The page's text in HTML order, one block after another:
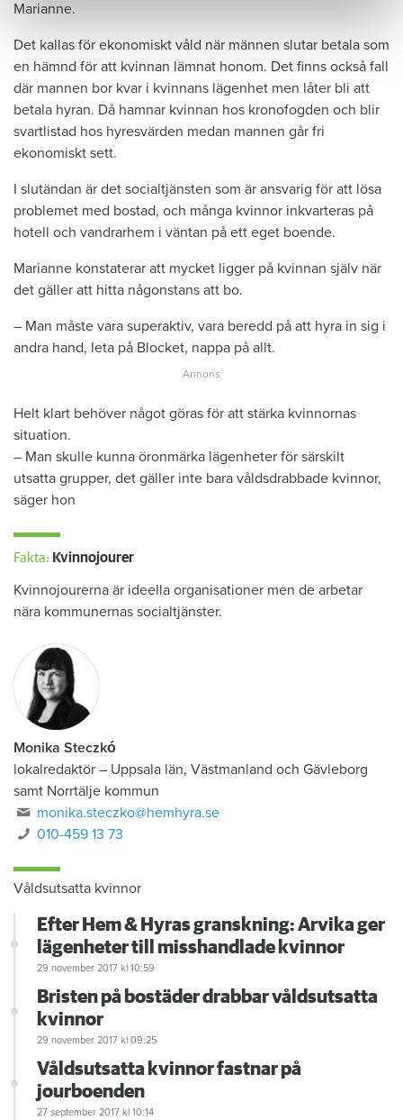
Marianne.
Det kallas för ekonomiskt våld när männen slutar betala som
en hämnd för att kvinnan lämnat honom. Det finns också fall
där mannen bor kvar i kvinnans lägenhet men låter bli att
betala hyran. Då hamnar kvinnan hos kronofogden och blir
svartlistad hos hyresvärden medan mannen går fri
ekonomiskt sett.
I slutändan är det socialtjänsten som är ansvarig för att lösa
problemet med bostad, och många kvinnor inkvarteras på
hotell och vandrarhem i väntan på ett eget boende.
Marianne konstaterar att mycket ligger på kvinnan själv när
det gäller att hitta någonstans att bo.
– Man måste vara superaktiv, vara beredd på att hyra in sig i
andra hand, leta på Blocket, nappa på allt.
Helt klart behöver något göras för att stärka kvinnornas
situation.
– Man skulle kunna öronmärka lägenheter för särskilt
utsatta grupper, det gäller inte bara våldsdrabbade kvinnor,
säger hon
Fakta: Kvinnojourer
Kvinnojourerna är ideella organisationer men de arbetar
nära kommunernas socialtjänster.
Monika Steczkó
lokalredaktör – Uppsala län, Västmanland och Gävleborg
samt Norrtälje kommun
monika.steczko@hemhyra.se
010-459 13 73
Våldsutsatta kvinnor
Efter Hem & Hyras granskning: Arvika ger
lägenheter till misshandlade kvinnor
29 november 2017 kl 10:59
Bristen på bostäder drabbar våldsutsatta
kvinnor
29 november 2017 kl 09:25
Våldsutsatta kvinnor fastnar på
jourboenden
27 september 2017 kl 10:14